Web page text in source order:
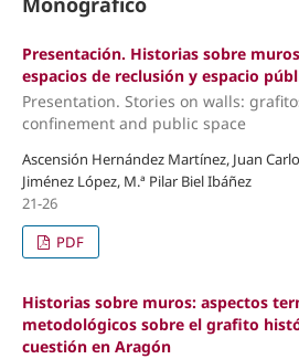
Presentación. Historias sobre
espacios de reclusión y espacio
Presentation. Stories on walls:
confinement and public space
Ascensión Hernández Martínez, Juan
Jiménez López, M.ª Pilar Biel Ibáñez
21-26
PDF
Historias sobre muros: aspectos
metodológicos sobre el grafito
cuestión en Aragón